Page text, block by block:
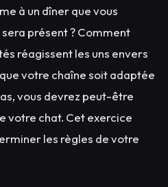
à un dîner que vous
présent ? Comment
réagissent les uns envers
votre chaîne soit adaptée
vous devrez peut-être
votre chat. Cet exercice
les règles de votre